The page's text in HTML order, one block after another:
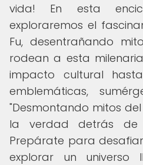
vida! En esta
exploraremos el
Fu, desentrañando
rodean a esta
impacto cultural
emblemáticas,
"Desmontando mitos
la verdad detrás de
Prepárate para
explorar un universo